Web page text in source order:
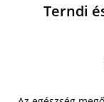
Terndi